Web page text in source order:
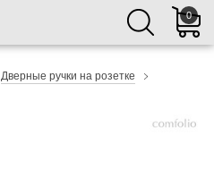
0
Дверные ручки на розетке